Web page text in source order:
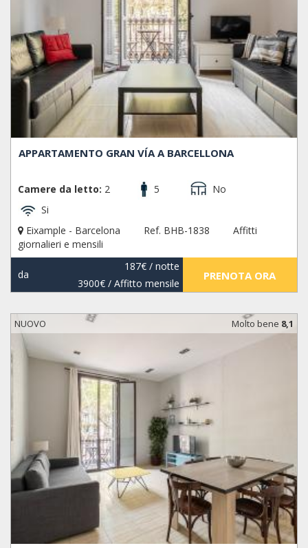
APPARTAMENTO GRAN VÍA A BARCELLONA
Camere da letto: 2 5
No
Si
Eixample - Barcelona
Ref. BHB-1838
Affitti
giornalieri e mensili
da
187€/ notte
3900€/ Affitto mensile
PRENOTA ORA
NUOVO Molto bene 8,1